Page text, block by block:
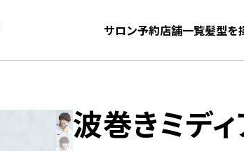
サロン予約店舗一覧髪型を
波巻きミデ